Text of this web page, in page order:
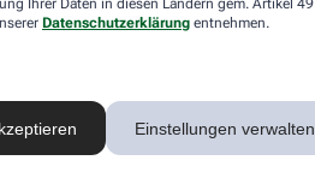
Ihrer Daten in diesen Ländern gem. Artikel 49
Datenschutzerklärung entnehmen.
Einstellungen verwalten